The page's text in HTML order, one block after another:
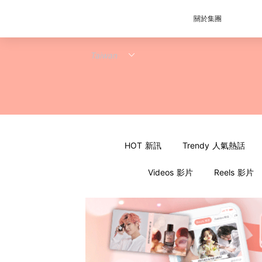
關於集團
HOT 新訊 Trendy 人氣熱話
Videos 影片 Reels 影片